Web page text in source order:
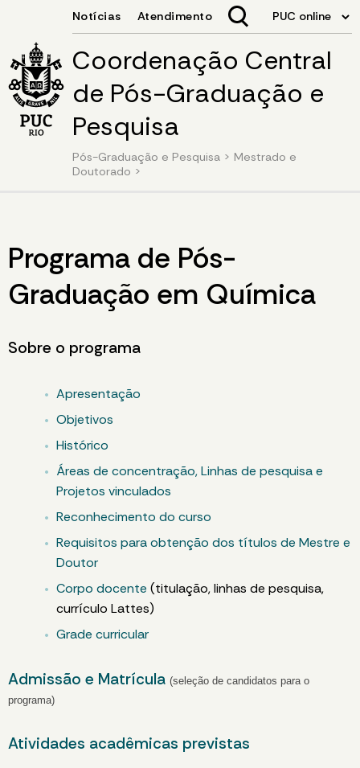
Coordenação Central
de Pós-Graduação e
Pesquisa
Pós-Graduação e Pesquisa > Mestrado e
Doutorado >
Programa de Pós-
Graduação em Química
Sobre o programa
Apresentação
Objetivos
Histórico
Áreas de concentração, Linhas de pesquisa e
Projetos vinculados
Reconhecimento do curso
Requisitos para obtenção dos títulos de Mestre e
Doutor
Corpo docente (titulação, linhas de pesquisa,
currículo Lattes)
Grade curricular
Admissão e Matrícula (seleção de candidatos para o
programa)
Atividades acadêmicas previstas